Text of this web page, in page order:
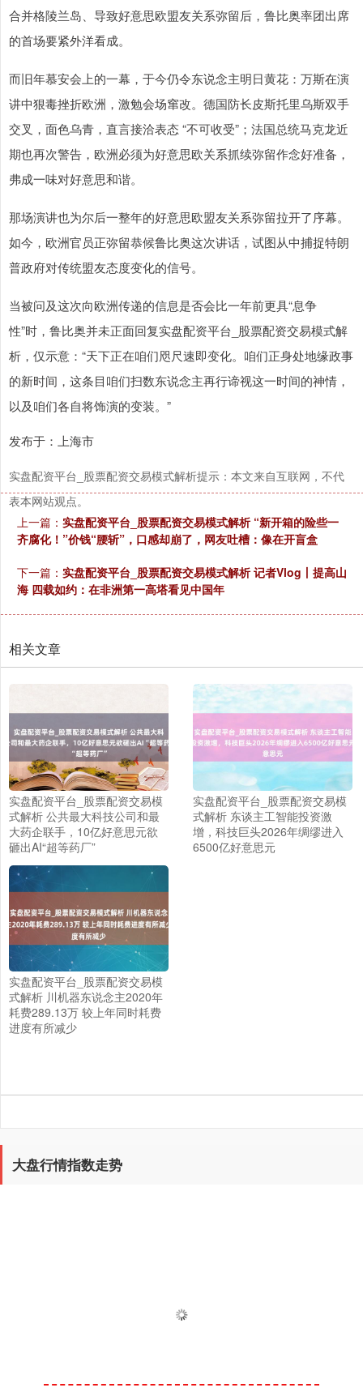
合并格陵兰岛、导致好意思欧盟友关系弥留后，鲁比奥率团出席
的首场要紧外洋看成。
而旧年慕安会上的一幕，于今仍令东说念主明日黄花：万斯在演
讲中狠毒挫折欧洲，激勉会场窜改。德国防长皮斯托里乌斯双手
交叉，面色乌青，直言接洽表态 “不可收受”；法国总统马克龙近
期也再次警告，欧洲必须为好意思欧关系抓续弥留作念好准备，
弗成一味对好意思和谐。
那场演讲也为尔后一整年的好意思欧盟友关系弥留拉开了序幕。
如今，欧洲官员正弥留恭候鲁比奥这次讲话，试图从中捕捉特朗
普政府对传统盟友态度变化的信号。
当被问及这次向欧洲传递的信息是否会比一年前更具“息争
性”时，鲁比奥并未正面回复实盘配资平台_股票配资交易模式解
析，仅示意：“天下正在咱们咫尺速即变化。咱们正身处地缘政事
的新时间，这条目咱们扫数东说念主再行谛视这一时间的神情，
以及咱们各自将饰演的变装。”
发布于：上海市
实盘配资平台_股票配资交易模式解析提示：本文来自互联网，不代
表本网站观点。
上一篇： 实盘配资平台_股票配资交易模式解析 “新开箱的险些一
齐腐化！”价钱“腰斩”，口感却崩了，网友吐槽：像在开盲盒
下一篇： 实盘配资平台_股票配资交易模式解析 记者Vlog丨提高山
海 四载如约：在非洲第一高塔看见中国年
相关文章
实盘配资平台_股票配资交易模
式解析 公共最大科技公司和最
大药企联手，10亿好意思元欲
砸出AI“超等药厂”
实盘配资平台_股票配资交易模
式解析 东谈主工智能投资激
增，科技巨头2026年绸缪进入
6500亿好意思元
实盘配资平台_股票配资交易模
式解析 川机器东说念主2020年
耗费289.13万 较上年同时耗费
进度有所减少
大盘行情指数走势